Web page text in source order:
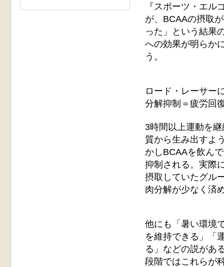
『スポーツ・エ
が、BCAAの摂取
った」という結果
への効果が明らか
う。
ロード・レーサー
分解抑制＝疲労回
3時間以上運動を
質から生み出すよ
かしBCAAを飲ん
抑制される。実際
摂取していたグル
肉分解が少なく済
他にも「暑い環境
を維持できる」「
る」などの説があ
段階ではこれらが